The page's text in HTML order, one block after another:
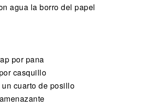
agua la borro del papel
por pana
casquillo
cuarto de posillo